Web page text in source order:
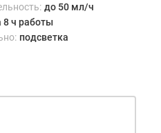
до 50 мл/ч
8 ч работы
подсветка